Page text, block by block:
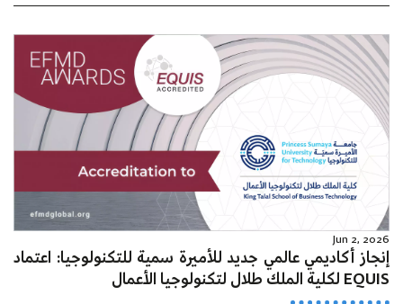
Jun 2, 2026
إنجاز أكاديمي عالمي جديد للأميرة سمية للتكنولوجيا: اعتماد
EQUIS لكلية الملك طلال لتكنولوجيا الأعمال